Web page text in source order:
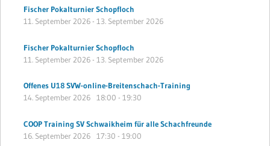
Fischer Pokalturnier Schopfloch
11. September 2026- 13. September 2026
Fischer Pokalturnier Schopfloch
11. September 2026- 13. September 2026
Offenes U18 SVW-online-Breitenschach-Training
14. September 2026 18:00 - 19:30
COOP Training SV Schwaikheim für alle Schachfreunde
16. September 2026 17:30 - 19:00